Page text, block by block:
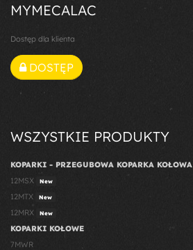
MYMECALAC
Dostęp dla klienta
DOSTĘP
WSZYSTKIE PRODUKTY
KOPARKI - PRZEGUBOWA KOPARKA KOŁOWA
12MSX
New
12MTX New
12MRX New
KOPARKI KOŁOWE
7MWR